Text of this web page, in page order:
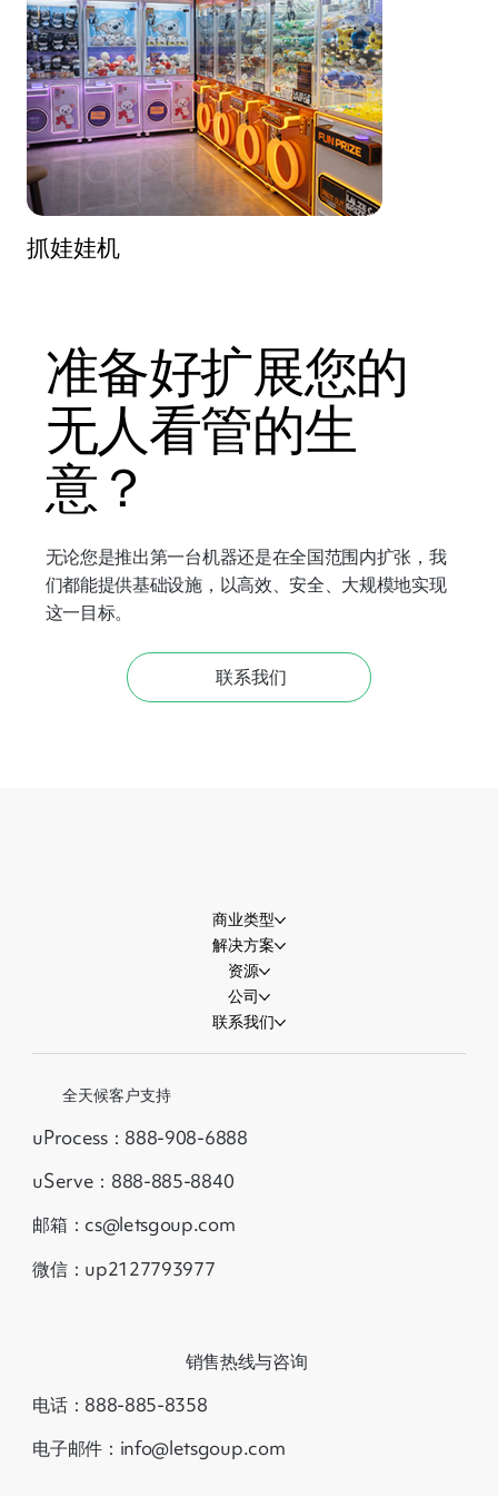
准备好扩展您的
无人看管的生
意？
无论您是推出第一台机器还是在全国范围内扩张，我
们都能提供基础设施，以高效、安全、大规模地实现
这一目标。
联系我们
抓娃娃机
全天候客户支持
uProcess：888-908-6888
uServe：888-885-8840
邮箱：cs@letsgoup.com
微信：up2127793977
销售热线与咨询
电话：888-885-8358
电子邮件：info@letsgoup.com
商业类型
解决方案
资源
公司
联系我们